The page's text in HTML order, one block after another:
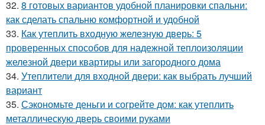
32. 8 готовых вариантов удобной планировки спальни:
как сделать спальню комфортной и удобной
33. Как утеплить входную железную дверь: 5
проверенных способов для надежной теплоизоляции
железной двери квартиры или загородного дома
34. Утеплители для входной двери: как выбрать лучший
вариант
35. Сэкономьте деньги и согрейте дом: как утеплить
металлическую дверь своими руками